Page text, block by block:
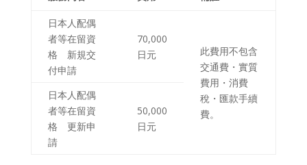
日本人配偶
者等在留資
格 新規交
付申請
70,000
日元
此費用不包含
交通費・實質
費用・消費
稅・匯款手續
費。
日本人配偶
者等在留資
格 更新申
請
50,000
日元